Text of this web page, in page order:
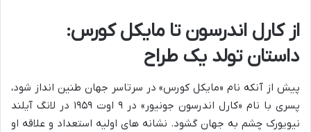
از کارل اندرسون تا مایکل کورس:
داستان تولد یک طراح
پیش از آنکه نام «مایکل کورس» در سرتاسر جهان طنین انداز شود،
پسری با نام «کارل اندرسون جونیور» در ۹ اوت ۱۹۵۹ در لانگ آیلند
نیویورک چشم به جهان گشود. نشانه های اولیه استعداد و علاقه او